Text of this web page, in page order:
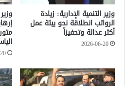
وزير التنمية الإدارية: زيادة
الرواتب انطلاقة نحو بيئة عمل
أكثر عدالة وتحفيزاً
2026-06-20